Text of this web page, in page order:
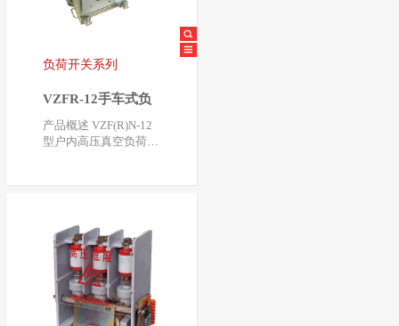
负荷开关系列
VZFR-12手车式负
荷开关-熔断器组合
电器
产品概述 VZF(R)N-12
型户内高压真空负荷开